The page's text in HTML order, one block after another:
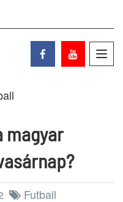
magyar
Futball